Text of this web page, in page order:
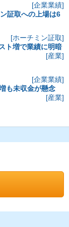
[企業業績]
証取への上場は6
[ホーチミン証取]
ト増で業績に明暗
[産業]
[企業業績]
も未収金が懸念
[産業]